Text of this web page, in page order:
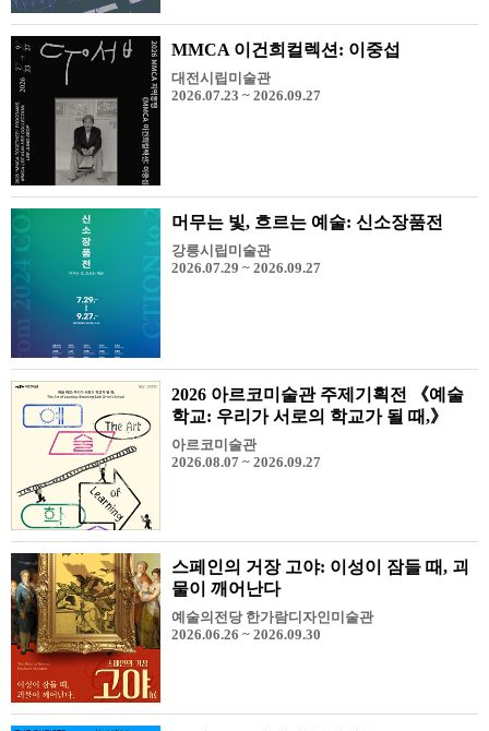
MMCA 이건희컬렉션: 이중섭
대전시립미술관
2026.07.23 ~ 2026.09.27
머무는 빛, 흐르는 예술: 신소장품전
강릉시립미술관
2026.07.29 ~ 2026.09.27
2026 아르코미술관 주제기획전 《예술
학교: 우리가 서로의 학교가 될 때,》
아르코미술관
2026.08.07 ~ 2026.09.27
스페인의 거장 고야: 이성이 잠들 때, 괴
물이 깨어난다
예술의전당 한가람디자인미술관
2026.06.26 ~ 2026.09.30